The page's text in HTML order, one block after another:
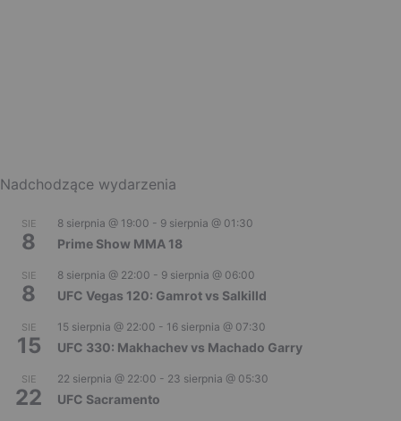
Nadchodzące wydarzenia
SIE
8
8 sierpnia @ 19:00 - 9 sierpnia @ 01:30
Prime Show MMA 18
SIE
8
8 sierpnia @ 22:00 - 9 sierpnia @ 06:00
UFC Vegas 120: Gamrot vs Salkilld
SIE
15
15 sierpnia @ 22:00 - 16 sierpnia @ 07:30
UFC 330: Makhachev vs Machado Garry
SIE
22
22 sierpnia @ 22:00 - 23 sierpnia @ 05:30
UFC Sacramento